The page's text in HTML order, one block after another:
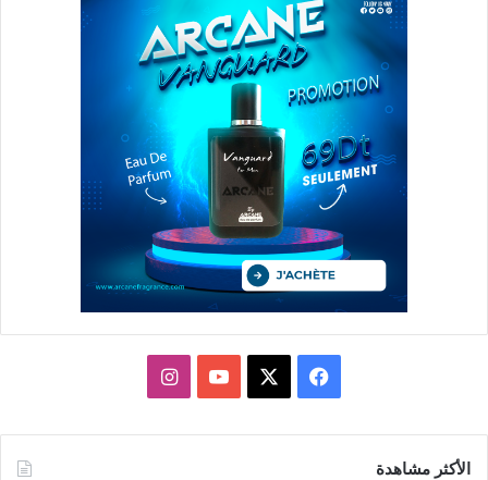
فيسبوك يوتيوبانستقرام
الأكثر مشاهدة